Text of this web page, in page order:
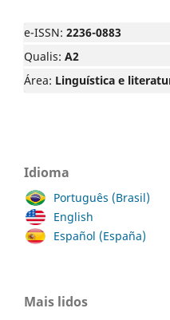
e-ISSN: 2236-0883
Qualis: A2
Área: Linguística e
Idioma
Português (Brasil)
English
Español (España)
Mais lidos